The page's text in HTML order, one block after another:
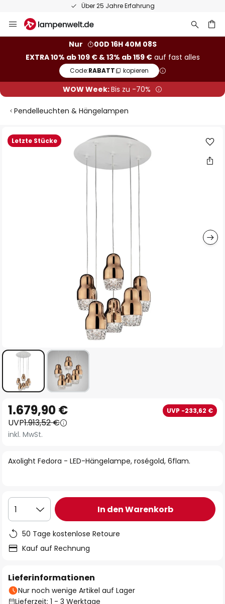
Über 25 Jahre Erfahrung
Inhalt
Nur
00D 16H 40M 08S
EXTRA 10% ab 109 € & 13% ab 159 €auf fast alles
Code:RABATT kopieren
WOW Week:Bis zu -70%
Pendelleuchten & Hängelampen
Letzte Stücke
Zum
Ende
Anfang
der
Bildgalerie
Axolight Fedora - LED-Hängelampe, roségold, 6flam.
1.679,90 € UVP -233,62 €
UVP1.913,52 €
inkl. MwSt.
1 In den Warenkorb
50 Tage kostenlose Retoure
Kauf auf Rechnung
Lieferinformationen
Nur noch wenige Artikel auf Lager
Lieferzeit: 1 - 3 Werktage